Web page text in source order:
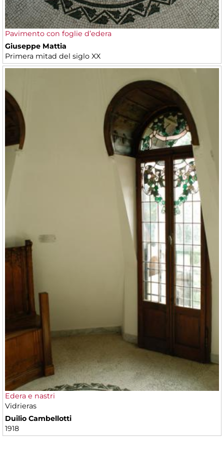
Pavimento con foglie d’edera
Giuseppe Mattia
Primera mitad del siglo XX
Edera e nastri
Vidrieras
Duilio Cambellotti
1918